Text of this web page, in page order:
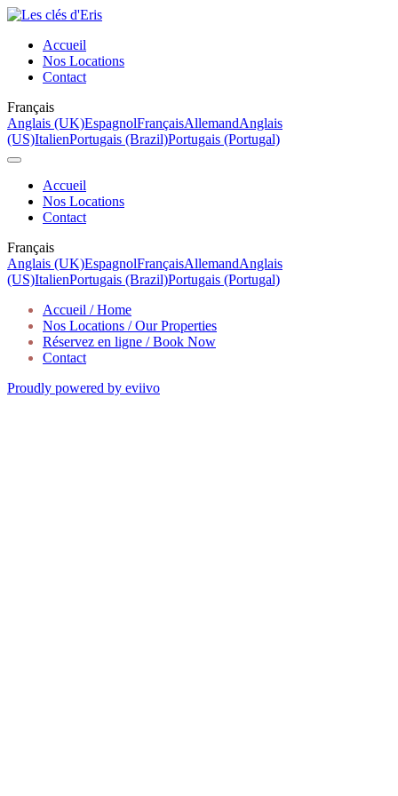
Accueil
Nos Locations
Contact
Français
Anglais (UK)EspagnolFrançaisAllemandAnglais
(US)ItalienPortugais (Brazil)Portugais (Portugal)
Accueil
Nos Locations
Contact
Français
Anglais (UK)EspagnolFrançaisAllemandAnglais
(US)ItalienPortugais (Brazil)Portugais (Portugal)
Accueil / Home
Nos Locations / Our Properties
Réservez en ligne / Book Now
Contact
Proudly powered by eviivo